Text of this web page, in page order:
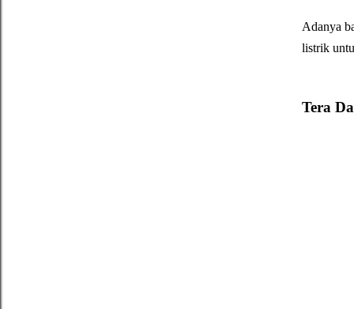
Adanya
listrik
Tera